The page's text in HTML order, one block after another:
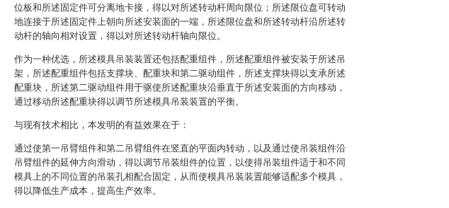
位板和所述固定件可分离地卡接，得以对所述转动杆周向限位；所述限位盘可转动
地连接于所述固定件上朝向所述安装面的一端，所述限位盘和所述转动杆沿所述转
动杆的轴向相对设置，得以对所述转动杆轴向限位。
作为一种优选，所述模具吊装装置还包括配重组件，所述配重组件被安装于所述吊
架，所述配重组件包括支撑块、配重块和第二驱动组件，所述支撑块得以支承所述
配重块，所述第二驱动组件用于驱使所述配重块沿垂直于所述安装面的方向移动，
通过移动所述配重块得以调节所述模具吊装装置的平衡。
与现有技术相比，本发明的有益效果在于：
通过使第一吊臂组件和第二吊臂组件在竖直的平面内转动，以及通过使吊装组件沿
吊臂组件的延伸方向滑动，得以调节吊装组件的位置，以使得吊装组件适于和不同
模具上的不同位置的吊装孔相配合固定，从而使模具吊装装置能够适配多个模具，
得以降低生产成本，提高生产效率。